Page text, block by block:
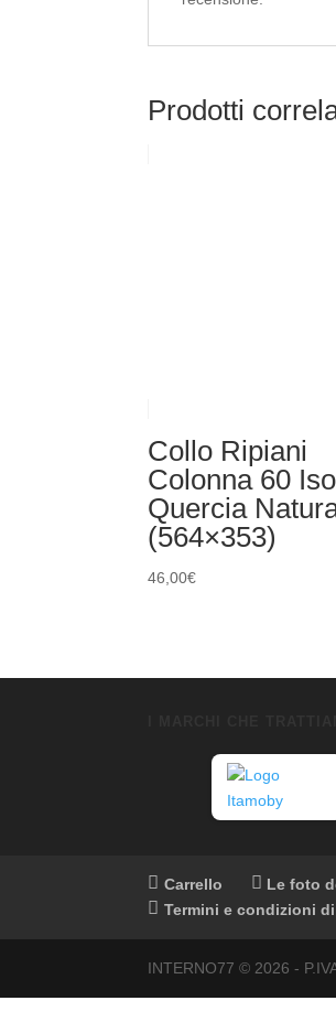
Prodotti
Collo Ripiani
Colonna 60
Quercia
(564×353)
46,00€
Carrello Le foto
Termini e condizioni
INTERNO77 © 2026 -